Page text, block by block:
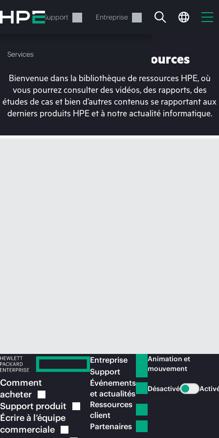
au
contenu
Services Support Entreprise
Services
Votre panier est
Bibliothèque de ressources
Bienvenue dans la bibliothèque de ressources HPE, où
vous pourrez consulter des vidéos, des rapports, des
études de cas et bien d’autres contenus se rapportant aux
derniers produits HPE et à notre actualité informatique.
Comment
acheter
Support produit
Écrire à l’équipe
commerciale
Entreprise
Support
Événements
et actualités
Ressources
client
Partenaires
Animation et
mouvement
Désactivé